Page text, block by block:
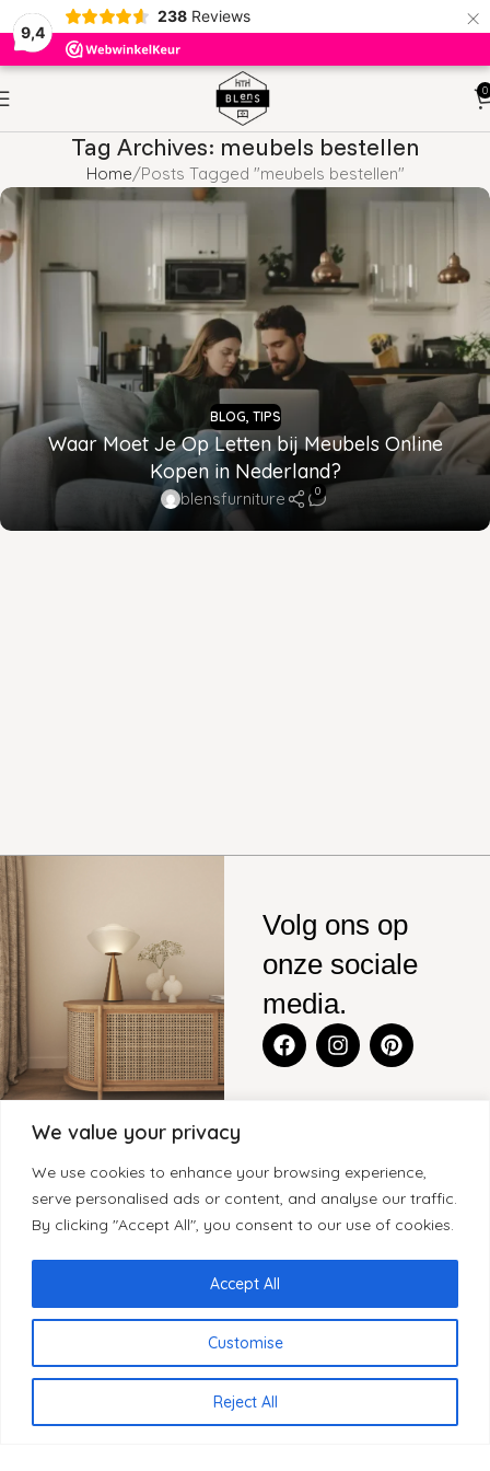
9,4
238 Reviews ×
We value your privacy
We use cookies to enhance your browsing experience,
serve personalised ads or content, and analyse our traffic.
By clicking "Accept All", you consent to our use of cookies.
Customise
Reject All
Accept All
0
Tag Archives: meubels bestellen
Home Posts Tagged "meubels bestellen"
BLOG, TIPS
Waar Moet Je Op Letten bij Meubels Online
Kopen in Nederland?
blensfurniture 0
Volg ons op
onze sociale
media.
SITEMAP
BLOGS
REVIEWS
REGISTREREN
KASTEN
WOONACCESSOIRES
KLEINMEUBELEN
CONTACT
GARANTIE
KLACHTEN
HERROEPINGSRECHT
LEVERTIJDEN
Legmeerdijk
237, Loods 8
Aalsmeer
893066
furniture.nl